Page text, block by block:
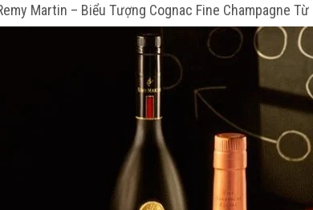
Martin – Biểu Tượng Cognac Fine Champagne Từ